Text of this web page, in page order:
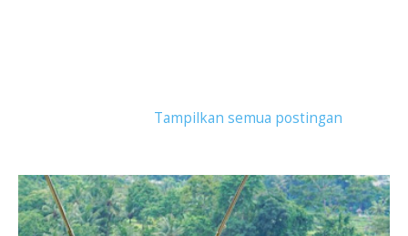
Tampilkan semua postingan